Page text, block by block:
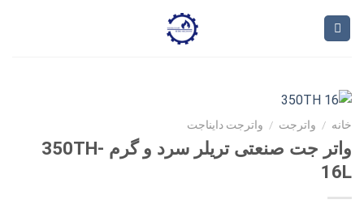
خانه / واترجت / واترجت دایناجت
واتر جت صنعتی تریلر سرد و گرم 350TH-
16L